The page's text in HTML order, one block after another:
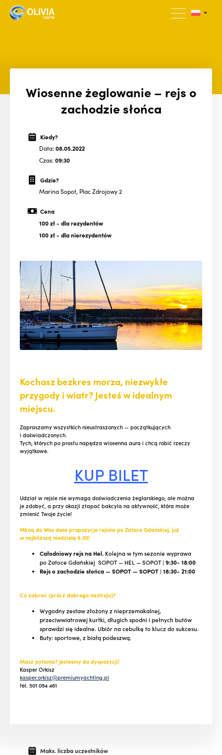
Wiosenne żeglowanie – rejs o
zachodzie słońca
Kiedy?
Data:08.05.2022
Czas:09:30
Gdzie?
Marina Sopot, Plac Zdrojowy 2
Cena
100 zł- dla rezydentów
100 zł- dla nierezydentów
Kochasz bezkres morza, niezwykłe
przygody i wiatr? Jesteś w idealnym
miejscu.
Zapraszamy wszystkich nieustraszonych — początkujących
i doświadczonych.
Tych, których po prostu napędza wiosenna aura i chcą robić rzeczy
wyjątkowe.
KUP BILET
Udział w rejsie nie wymaga doświadczenia żeglarskiego, ale można
je zdobyć, a przy okazji złapać bakcyla na aktywność, która może
zmienić Twoje życie!
Mkną do Was dwie propozycje rejsów po Zatoce Gdańskiej, już
w najbliższą niedzielę 8.05!
Całodniowy rejs na Hel. Kolejna w tym sezonie wyprawa
po Zatoce Gdańskiej SOPOT — HEL — SOPOT | 9:30- 18:00
Rejs o zachodzie słońca — SOPOT — SOPOT | 18:30- 21:00
Co zabrać (prócz dobrego nastroju)?
Wygodny zestaw złożony z nieprzemakalnej,
przeciwwiatrowej kurtki, długich spodni i pełnych butów
sprawdzi się idealne. Ubiór na cebulkę to klucz do sukcesu.
Buty: sportowe, z białą podeszwą.
Masz pytania? Jesteśmy do dyspozycji!
Kasper Orkisz
kasper.orkisz@premiumyachting.pl
tel. 501 094 461
Maks. liczba uczestników